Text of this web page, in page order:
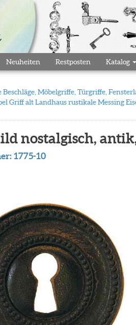
Neuheiten Restposten Katalog
Möbelgriffe, Türgriffe,
Griff alt Landhaus rustikale Messing
nostalgisch,
1775-10